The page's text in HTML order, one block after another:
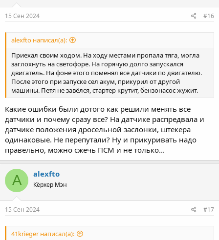
15 Сен 2024 #16
alexfto написал(а):
Приехал своим ходом. На ходу местами пропала тяга, могла
заглохнуть на светофоре. На горячую долго запускался
двигатель. На фоне этого поменял всё датчики по двигателю.
После этого при запуске сел акум, прикурил от другой
машины. Петя не завёлся, стартер крутит, бензонасос жужит.
Какие ошибки были дотого как решили менять все
датчики и почему сразу все? На датчике распредвала и
датчике положения дросельной заслонки, штекера
одинаковые. Не перепутали? Ну и прикуривать надо
правельно, можно сжечь ПСМ и не только...
A alexfto
Кёрхер Мэн
15 Сен 2024 #17
41krieger написал(а):